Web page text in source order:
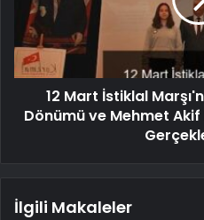
12 Mart İstiklal
Dönümü ve Mehmet
İlgili Makaleler